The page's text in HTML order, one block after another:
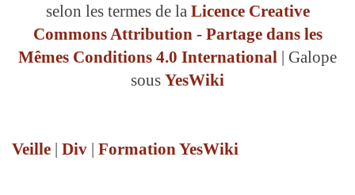
selon les termes de la Licence Creative
Commons Attribution - Partage dans les
Mêmes Conditions 4.0 International | Galope
sous YesWiki
Veille | Div | Formation YesWiki